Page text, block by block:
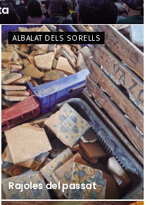
ALBALAT DELS SORELLS
Rajoles del passat